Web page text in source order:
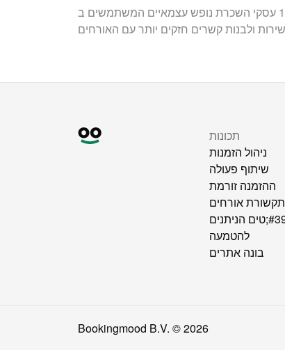
הצטרפו ליותר מ-1200 עסקי השכרת נופש עצמאיים המשתמשים ב-Bookingmood כדי
תכונות
ניהול הזמנות
שיתוף פעולה
ההזמנה זורמת
תקשורת אורחים
ווידג&#39;טים הניתנים
להטמעה
בונה אתרים
Bookingmood B.V. ©2026